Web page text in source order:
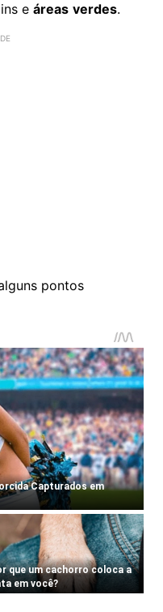
e áreas verdes.
pontos